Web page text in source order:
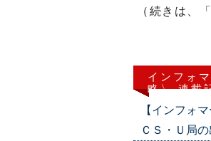
（続きは、
インフォ
略〉 連載
【インフォ
ＣＳ・Ｕ局